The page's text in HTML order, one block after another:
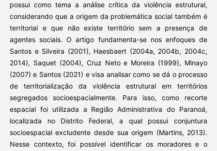
possui como tema a análise crítica da violência estrutural,
considerando que a origem da problemá­tica social também é
territorial e que não existe território sem a presença de
agentes sociais. O artigo fundamenta-se nos enfoques de
Santos e Silveira (2001), Haesbaert (2004a, 2004b, 2004c,
2014), Saquet (2004), Cruz Neto e Moreira (1999), Minayo
(2007) e Santos (2021) e visa analisar como se dá o processo
de territorialização da violência estrutural em territórios
segregados socioespacialmente. Para isso, como recorte
espacial foi utilizada a Região Administrativa do Paranoá,
localizada no Distrito Federal, a qual possui conjuntura
socioespacial excludente desde sua origem (Martins, 2013).
Nesse contexto, foi possível identificar os moradores e o